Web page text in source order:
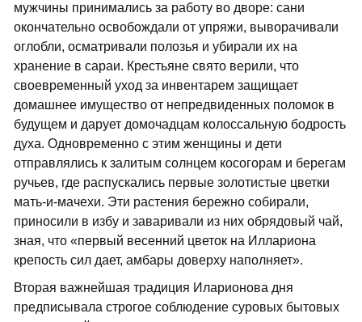
мужчины принимались за работу во дворе: сани
окончательно освобождали от упряжи, выворачивали
оглобли, осматривали полозья и убирали их на
хранение в сараи. Крестьяне свято верили, что
своевременный уход за инвентарем защищает
домашнее имущество от непредвиденных поломок в
будущем и дарует домочадцам колоссальную бодрость
духа. Одновременно с этим женщины и дети
отправлялись к залитым солнцем косогорам и берегам
ручьев, где распускались первые золотистые цветки
мать-и-мачехи. Эти растения бережно собирали,
приносили в избу и заваривали из них обрядовый чай,
зная, что «первый весенний цветок на Иллариона
крепость сил дает, амбары доверху наполняет».
Вторая важнейшая традиция Иларионова дня
предписывала строгое соблюдение суровых бытовых